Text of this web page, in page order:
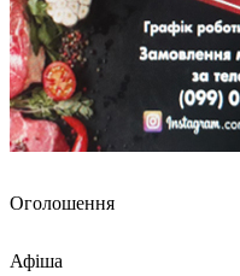
Оголошення
Афіша